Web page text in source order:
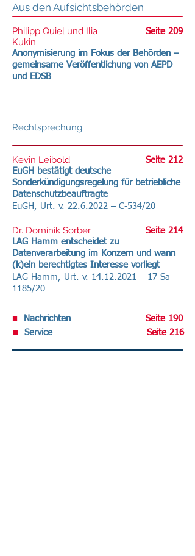
Aus den Aufsichtsbehörden
Philipp Quiel und Ilia
Kukin
Anonymisierung im Fokus der Behörden –
gemeinsame Veröffentlichung von AEPD
und EDSB
Seite 209
Rechtsprechung
Kevin Leibold
EuGH bestätigt deutsche
Sonderkündigungsregelung für betriebliche
Datenschutzbeauftragte
Seite 212
EuGH, Urt. v. 22.6.2022 – C-534/20
Dr. Dominik Sorber
LAG Hamm entscheidet zu
Datenverarbeitung im Konzern und wann
(k)ein berechtigtes Interesse vorliegt
Seite 214
LAG Hamm, Urt. v. 14.12.2021 – 17 Sa
1185/20
■
Nachrichten
■
Service
Seite 190
Seite 216